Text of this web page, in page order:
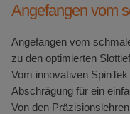
Angefangen vom
Angefangen vom
zu den optimierten
Vom innovativen
Abschrägung für ein
Von den